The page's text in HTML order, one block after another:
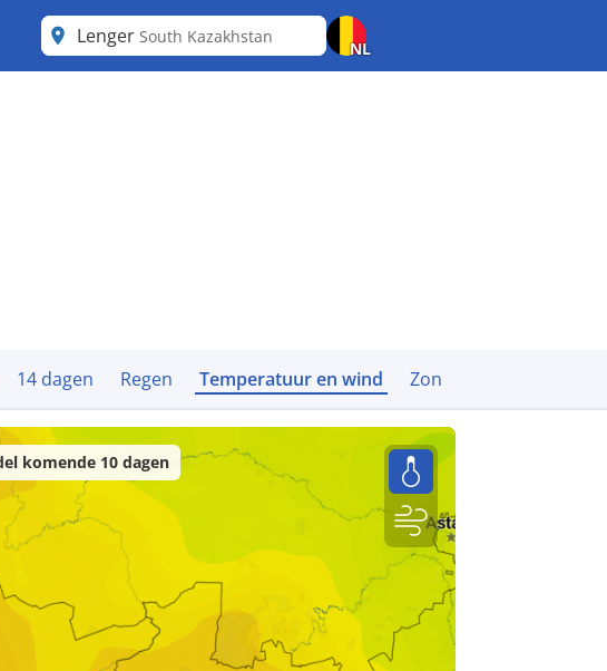
Lenger South Kazakhstan
NL
14 dagen Regen Temperatuur en wind Zon
komende 10 dagen